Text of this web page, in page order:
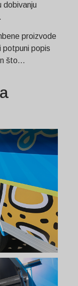
dobivanju
proizvode
popis
što...